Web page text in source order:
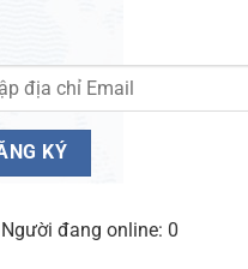
Người đang online: 0